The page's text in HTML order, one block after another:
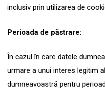
inclusiv prin utilizarea de
Perioada de păstrare:
În cazul în care datele
urmare a unui interes legitim
dumneavoastră pentru